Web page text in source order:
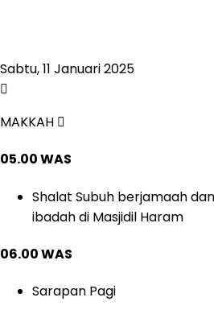
Sabtu, 11 Januari 2025
MAKKAH
05.00 WAS
Shalat Subuh berjamaah
ibadah di Masjidil Haram
06.00 WAS
Sarapan Pagi